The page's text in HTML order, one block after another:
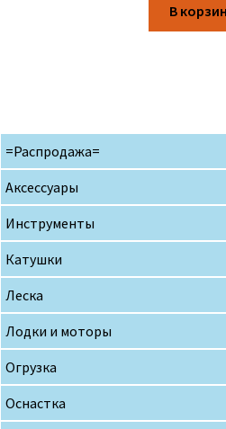
В
=Распродажа=
Аксессуары
Инструменты
Катушки
Леска
Лодки и моторы
Огрузка
Оснастка